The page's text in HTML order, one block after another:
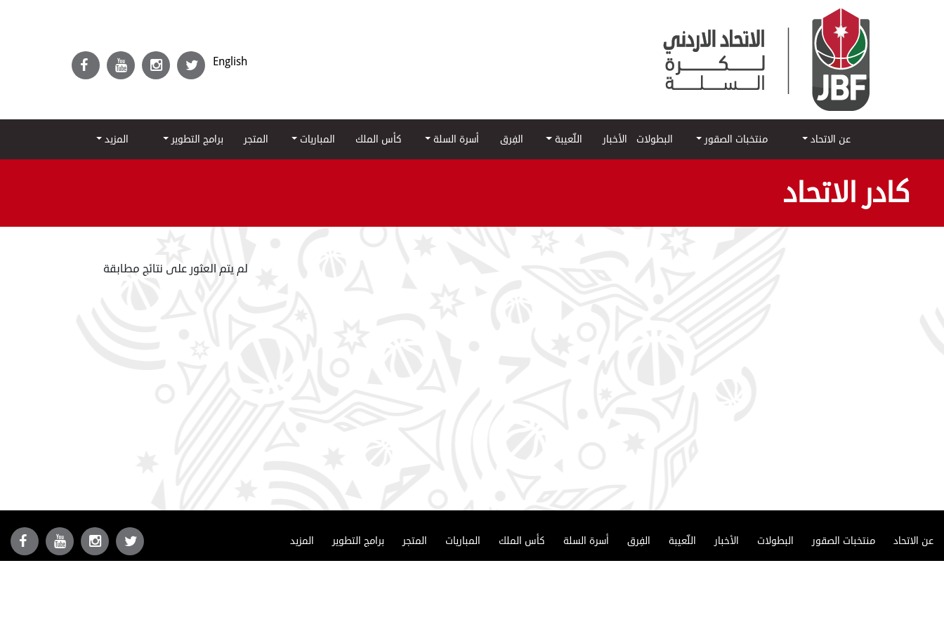
English
عن الاتحاد منتخبات الصقور البطولات الأخبار اللّعيبة الفِرق أسرة السلة كأس الملك المباريات المتجر برامج التطوير المزيد
كادر الاتحاد
لم يتم العثور على نتائج مطابقة
عن الاتحاد منتخبات الصقور البطولات الأخبار اللّعيبة الفِرق أسرة السلة كأس الملك المباريات المتجر برامج التطوير المزيد